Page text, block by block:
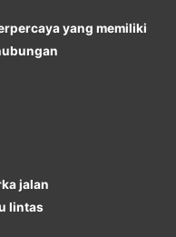
yang memiliki
jalan
lintas